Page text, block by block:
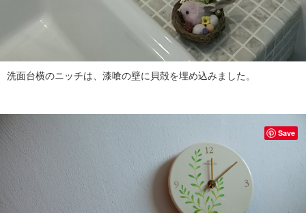
洗面台横のニッチは、漆喰の壁に貝殻を埋め込みました。
Save